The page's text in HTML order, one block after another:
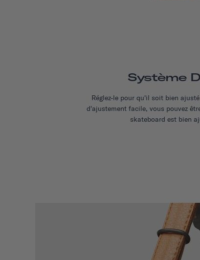
Système
Réglez-le pour qu'il soit bien
d'ajustement facile, vous pouvez
skateboard est bien